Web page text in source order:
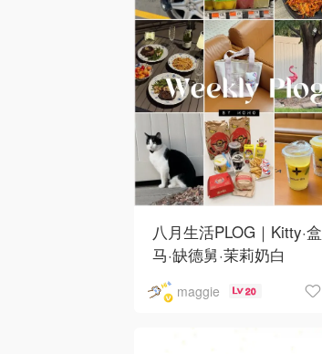
八月生活PLOG｜Kitty·盒
马·缺德舅·茉莉奶白
·Costco·Wendy's
maggie 20